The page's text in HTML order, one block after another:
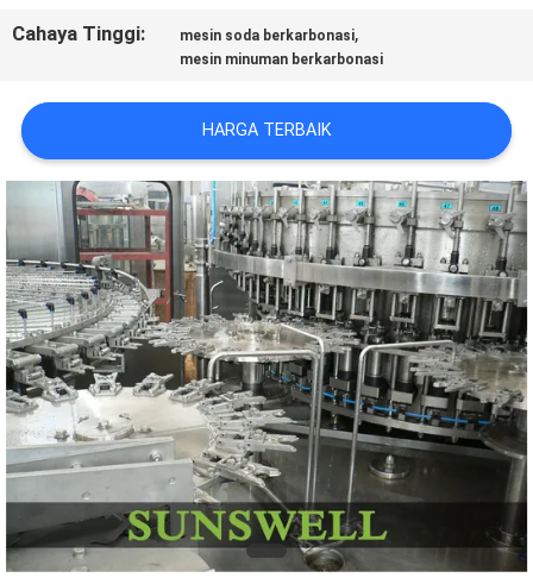
HUBUNGI
BERITA
PERMINTAAN
PENAWARAN
SITEMAP
PRIVACY
POLICY
Cahaya Tinggi:
mesin soda berkarbonasi,
mesin minuman berkarbonasi
HARGA TERBAIK